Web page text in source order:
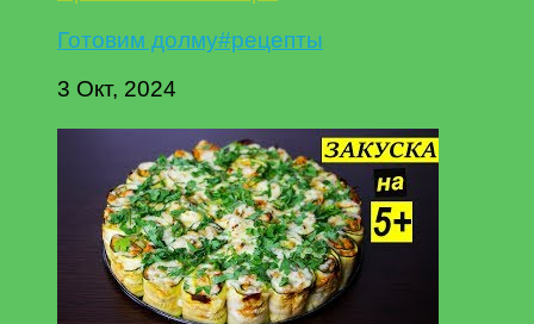
Готовим долму#рецепты
3 Окт, 2024